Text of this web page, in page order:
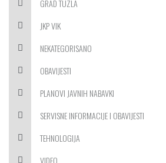
GRAD TUZLA
JKP VIK
NEKATEGORISANO
OBAVIJESTI
PLANOVI JAVNIH NABAVKI
SERVISNE INFORMACIJE I OBAVIJESTI
TEHNOLOGIJA
VIDEO